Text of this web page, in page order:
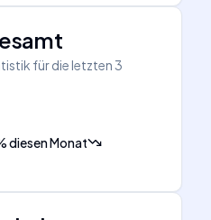
für die letzten 3
diesen Monat